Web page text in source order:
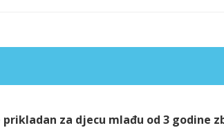
prikladan za djecu mlađu od 3